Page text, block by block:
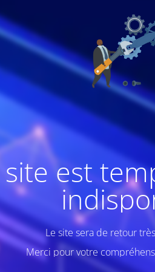
site est
Le site sera de retour
Merci pour votre